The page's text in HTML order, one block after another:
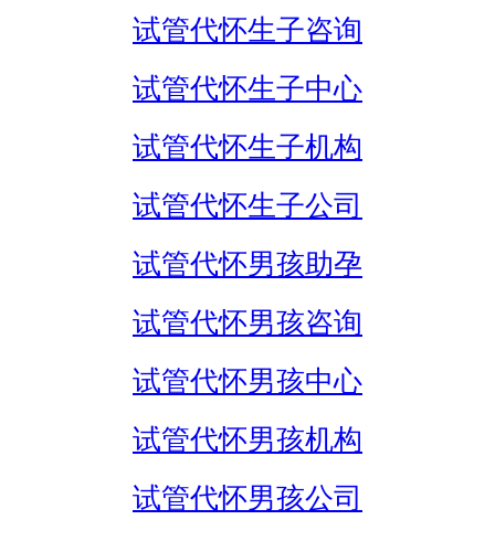
试管代怀生子咨询
试管代怀生子中心
试管代怀生子机构
试管代怀生子公司
试管代怀男孩助孕
试管代怀男孩咨询
试管代怀男孩中心
试管代怀男孩机构
试管代怀男孩公司